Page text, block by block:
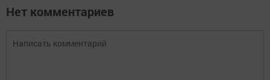
Нет комментариев